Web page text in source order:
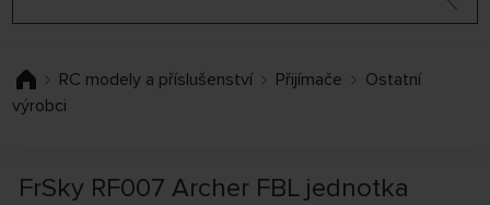
RC modely a příslušenství Přijímače
Ostatní
výrobci
FrSky RF007 Archer FBL jednotka